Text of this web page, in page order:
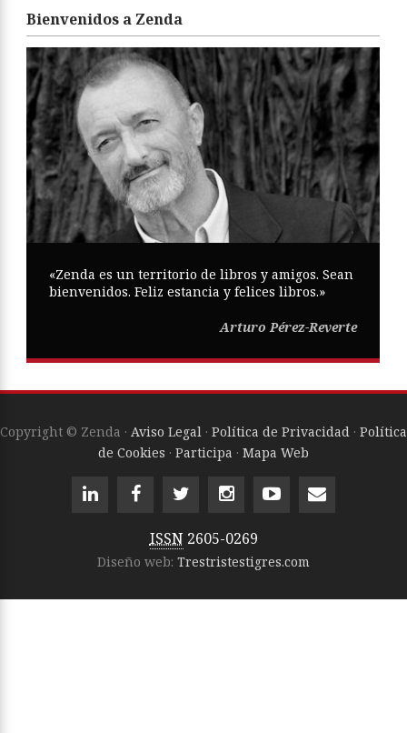
Bienvenidos a Zenda
«Zenda es un territorio de libros y amigos. Sean
bienvenidos. Feliz estancia y felices libros.»
Arturo Pérez-Reverte
Copyright © Zenda · Aviso Legal · Política de Privacidad · Política
de Cookies · Participa · Mapa Web
ISSN 2605-0269
Diseño web: Trestristestigres.com